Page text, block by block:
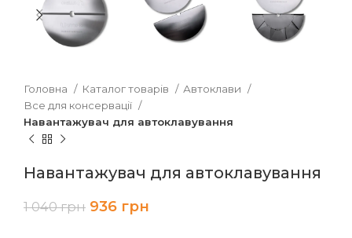
Головна Каталог товарів
Автоклави
Все для консервації
Навантажувач для автоклавування
Навантажувач для автоклавування
1 040грн 936 грн